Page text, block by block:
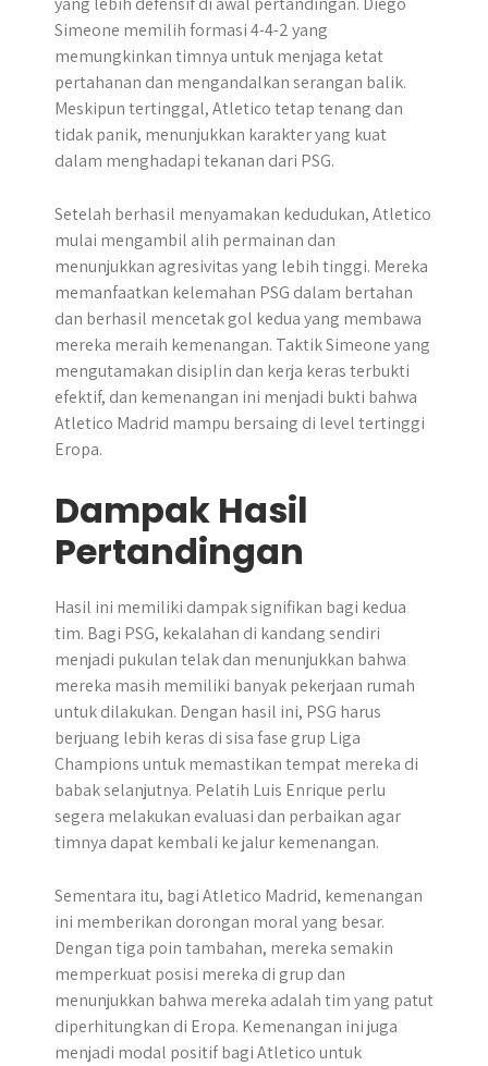
Simeone memilih formasi 4-4-2 yang
memungkinkan timnya untuk menjaga ketat
pertahanan dan mengandalkan serangan balik.
Meskipun tertinggal, Atletico tetap tenang dan
tidak panik, menunjukkan karakter yang kuat
dalam menghadapi tekanan dari PSG.
Setelah berhasil menyamakan kedudukan, Atletico
mulai mengambil alih permainan dan
menunjukkan agresivitas yang lebih tinggi. Mereka
memanfaatkan kelemahan PSG dalam bertahan
dan berhasil mencetak gol kedua yang membawa
mereka meraih kemenangan. Taktik Simeone yang
mengutamakan disiplin dan kerja keras terbukti
efektif, dan kemenangan ini menjadi bukti bahwa
Atletico Madrid mampu bersaing di level tertinggi
Eropa.
Dampak Hasil
Pertandingan
Hasil ini memiliki dampak signifikan bagi kedua
tim. Bagi PSG, kekalahan di kandang sendiri
menjadi pukulan telak dan menunjukkan bahwa
mereka masih memiliki banyak pekerjaan rumah
untuk dilakukan. Dengan hasil ini, PSG harus
berjuang lebih keras di sisa fase grup Liga
Champions untuk memastikan tempat mereka di
babak selanjutnya. Pelatih Luis Enrique perlu
segera melakukan evaluasi dan perbaikan agar
timnya dapat kembali ke jalur kemenangan.
Sementara itu, bagi Atletico Madrid, kemenangan
ini memberikan dorongan moral yang besar.
Dengan tiga poin tambahan, mereka semakin
memperkuat posisi mereka di grup dan
menunjukkan bahwa mereka adalah tim yang patut
diperhitungkan di Eropa. Kemenangan ini juga
menjadi modal positif bagi Atletico untuk